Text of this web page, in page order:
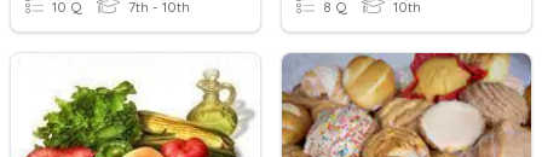
10 Q 7th - 10th 8 Q 10th